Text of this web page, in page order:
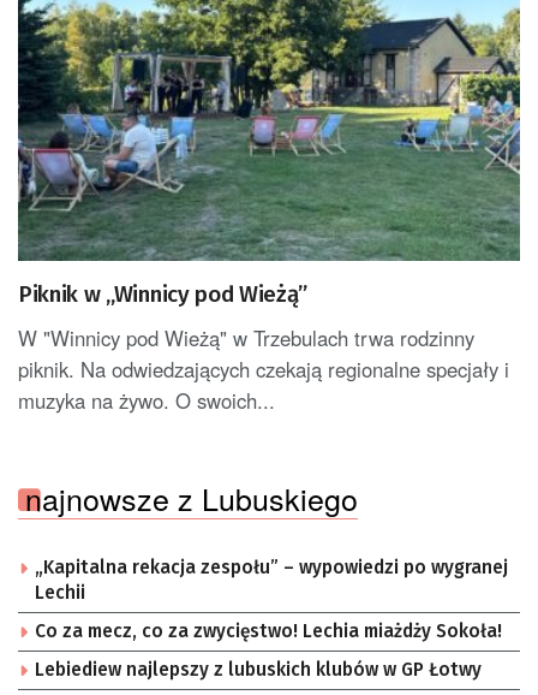
Piknik w „Winnicy pod Wieżą”
W "Winnicy pod Wieżą" w Trzebulach trwa rodzinny
piknik. Na odwiedzających czekają regionalne specjały i
muzyka na żywo. O swoich...
najnowsze z Lubuskiego
„Kapitalna rekacja zespołu” – wypowiedzi po wygranej
Lechii
Co za mecz, co za zwycięstwo! Lechia miażdży Sokoła!
Lebiediew najlepszy z lubuskich klubów w GP Łotwy